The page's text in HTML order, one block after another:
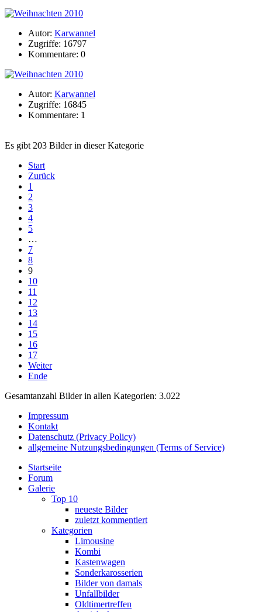
Autor: Karwannel
Zugriffe: 16797
Kommentare: 0
Autor: Karwannel
Zugriffe: 16845
Kommentare: 1
Es gibt 203 Bilder in dieser Kategorie
Start
Zurück
1
2
3
4
5
…
7
8
9
10
11
12
13
14
15
16
17
Weiter
Ende
Gesamtanzahl Bilder in allen Kategorien: 3.022
Impressum
Kontakt
Datenschutz (Privacy Policy)
allgemeine Nutzungsbedingungen (Terms of Service)
Startseite
Forum
Galerie
Top 10
neueste Bilder
zuletzt kommentiert
Kategorien
Limousine
Kombi
Kastenwagen
Sonderkarosserien
Bilder von damals
Unfallbilder
Oldtimertreffen